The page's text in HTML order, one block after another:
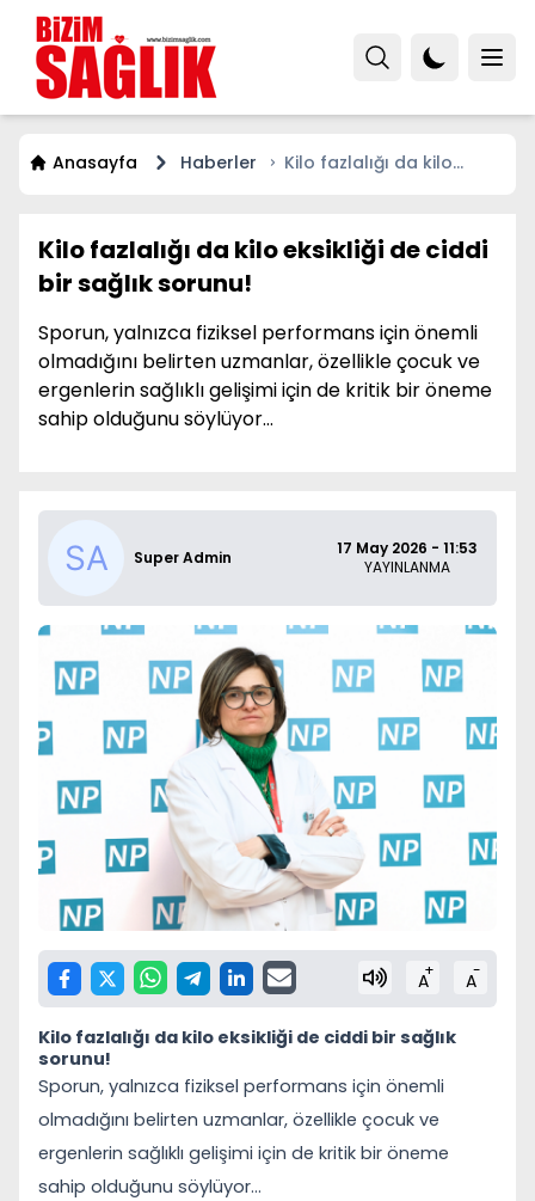
Anasayfa Haberler
Kilo fazlalığı da kilo
Kilo fazlalığı da kilo eksikliği de ciddi
bir sağlık sorunu!
Sporun, yalnızca fiziksel performans için önemli
olmadığını belirten uzmanlar, özellikle çocuk ve
ergenlerin sağlıklı gelişimi için de kritik bir öneme
sahip olduğunu söylüyor…
Super Admin
17 May 2026 - 11:53
YAYINLANMA
A+ A-
Kilo fazlalığı da kilo eksikliği de ciddi bir sağlık
sorunu!
Sporun, yalnızca fiziksel performans için önemli
olmadığını belirten uzmanlar, özellikle çocuk ve
ergenlerin sağlıklı gelişimi için de kritik bir öneme
sahip olduğunu söylüyor…